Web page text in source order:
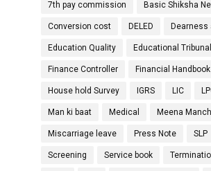
7th pay commission Basic Shiksha
Conversion cost DELED
Education Quality Educational Tribunal
Finance Controller Financial Handbook
House hold Survey IGRS LIC
Man ki baat Medical Meena Manch
Miscarriage leave Press Note SLP
Screening Service book